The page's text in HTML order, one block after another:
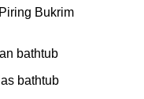
Bukrim
bathtub
bathtub